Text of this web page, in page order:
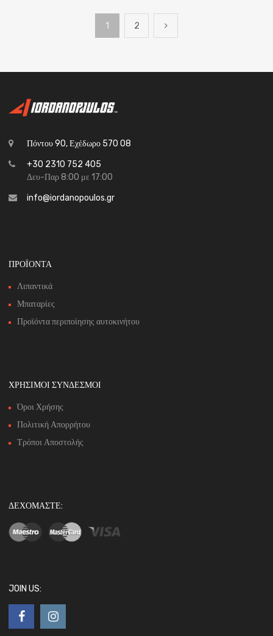
1 2
Πόντου 90, Εχέδωρο 570 08
+30 2310 752 405
Δευ-Παρ 8:00 με 17:00
info@iordanopoulos.gr
ΠΡΟΪΟΝΤΑ
Λιπαντικά
Μπαταρίες
Προϊόντα περιποίησης αυτοκινήτου
ΧΡΗΣΙΜΟΙ ΣΥΝΔΕΣΜΟΙ
Όροι Χρήσης
Πολιτική Απορρήτου
Τρόποι Αποστολής
ΔΕΧΟΜΑΣΤΕ:
JOIN US: